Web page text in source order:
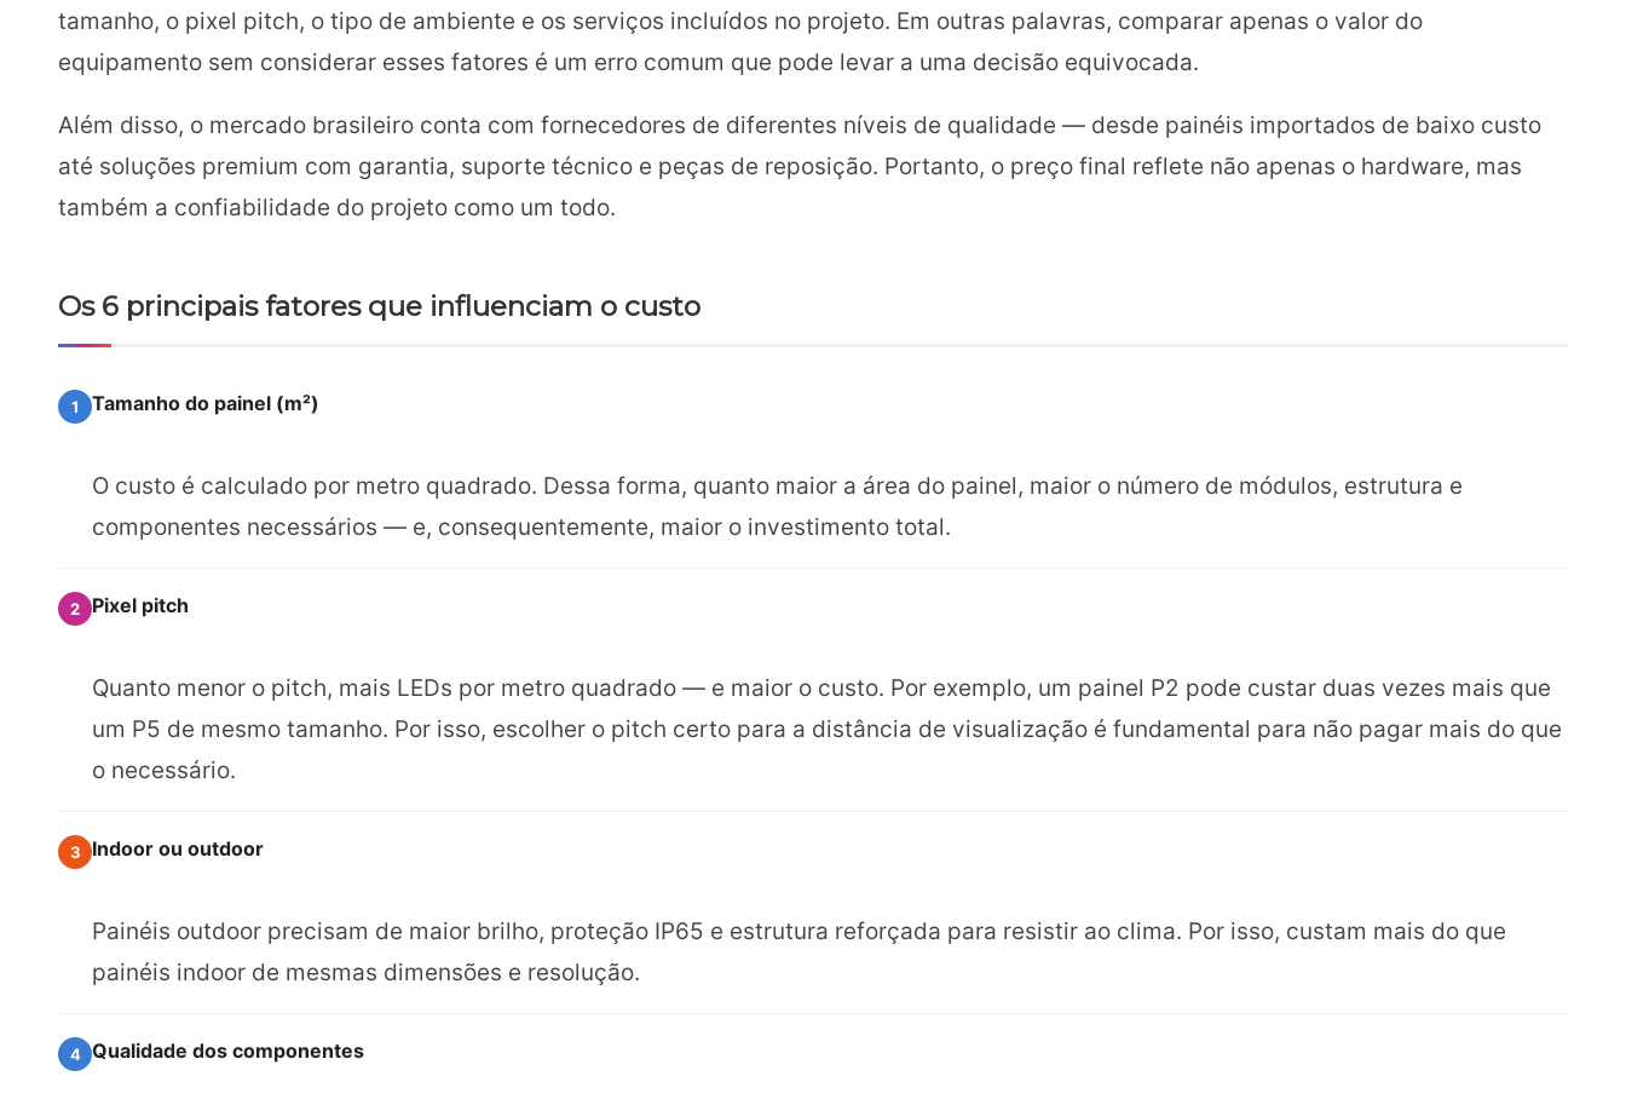
tamanho, o pixel pitch, o tipo de ambiente e os serviços incluídos no projeto. Em outras palavras, comparar apenas o valor do
equipamento sem considerar esses fatores é um erro comum que pode levar a uma decisão equivocada.
Além disso, o mercado brasileiro conta com fornecedores de diferentes níveis de qualidade — desde painéis importados de baixo custo
até soluções premium com garantia, suporte técnico e peças de reposição. Portanto, o preço final reflete não apenas o hardware, mas
também a confiabilidade do projeto como um todo.
Os 6 principais fatores que influenciam o custo
1 Tamanho do painel (m²)
O custo é calculado por metro quadrado. Dessa forma, quanto maior a área do painel, maior o número de módulos, estrutura e
componentes necessários — e, consequentemente, maior o investimento total.
2 Pixel pitch
Quanto menor o pitch, mais LEDs por metro quadrado — e maior o custo. Por exemplo, um painel P2 pode custar duas vezes mais que
um P5 de mesmo tamanho. Por isso, escolher o pitch certo para a distância de visualização é fundamental para não pagar mais do que
o necessário.
3 Indoor ou outdoor
Painéis outdoor precisam de maior brilho, proteção IP65 e estrutura reforçada para resistir ao clima. Por isso, custam mais do que
painéis indoor de mesmas dimensões e resolução.
4 Qualidade dos componentes